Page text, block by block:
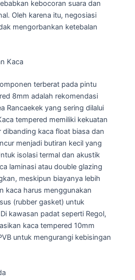
kebocoran suara dan
Oleh karena itu, negosiasi
mengorbankan ketebalan
Kaca
terberat pada pintu
8mm adalah rekomendasi
Rancaekek yang sering dilalui
tempered memiliki kekuatan
kaca float biasa dan
menjadi butiran kecil yang
isolasi termal dan akustik
laminasi atau double glazing
meskipun biayanya lebih
kaca harus menggunakan
(rubber gasket) untuk
kawasan padat seperti Regol,
kaca tempered 10mm
untuk mengurangi kebisingan